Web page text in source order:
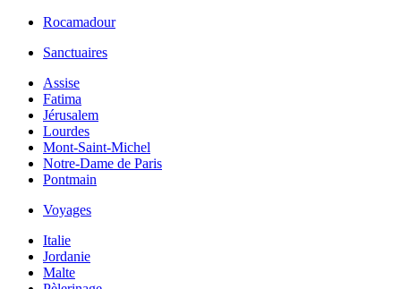
Rocamadour
Sanctuaires
Assise
Fatima
Jérusalem
Lourdes
Mont-Saint-Michel
Notre-Dame de Paris
Pontmain
Voyages
Italie
Jordanie
Malte